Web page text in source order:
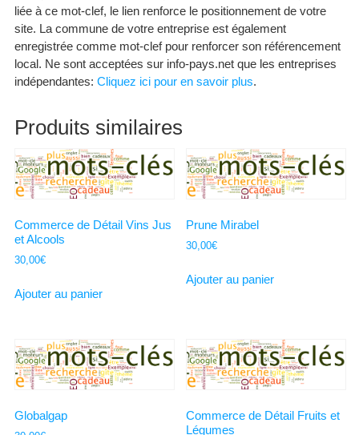
liée à ce mot-clef, le lien renforce le positionnement de votre
site. La commune de votre entreprise est également
enregistrée comme mot-clef pour renforcer son référencement
local. Ne sont acceptées sur info-pays.net que les entreprises
indépendantes: Cliquez ici pour en savoir plus.
Produits similaires
Commerce de Détail Vins Jus
et Alcools
30,00€
Ajouter au panier
Prune Mirabel
30,00€
Ajouter au panier
Globalgap
Commerce de Détail Fruits et
Légumes